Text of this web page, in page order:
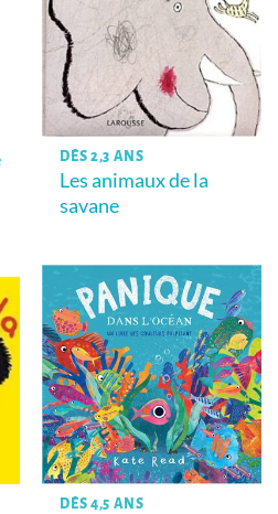
DÈS 2,3 ANS
Les animaux de la
savane
DÈS 4,5 ANS